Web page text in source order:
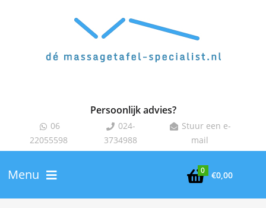
Persoonlijk advies?
 06
22055598
 024-
3734988
 Stuur een e-
mail

0 €0,00
Menu